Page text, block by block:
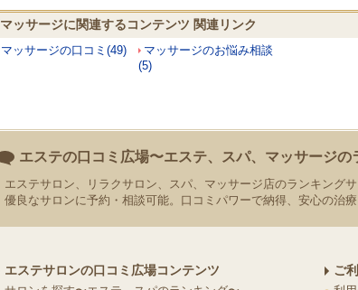
マッサージに関連するコンテンツ 関連リンク
マッサージの口コミ(49)
マッサージのお悩み相談
(5)
エステの口コミ広場〜エステ、スパ、マッサージの
エステサロン、リラクサロン、スパ、マッサージ店のランキング
優良なサロンに予約・相談可能。口コミパワーで納得、安心の治
エステサロンの口コミ広場コンテンツ ご